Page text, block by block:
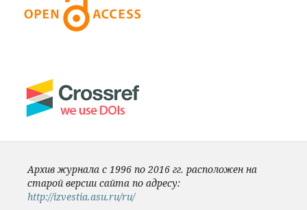
Архив журнала с 1996 по 2016 гг. расположен на
старой версии сайта по адресу:
http://izvestia.asu.ru/ru/